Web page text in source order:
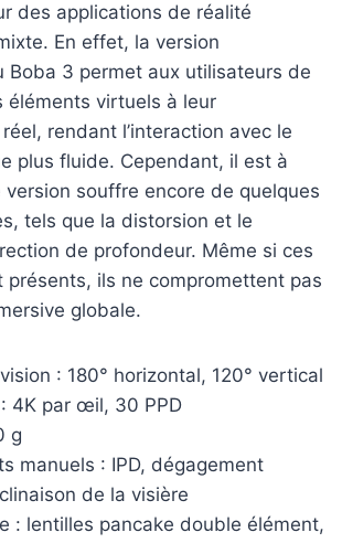
des applications de réalité
En effet, la version
Boba 3 permet aux utilisateurs de
éléments virtuels à leur
rendant l’interaction avec le
plus fluide. Cependant, il est à
souffre encore de quelques
tels que la distorsion et le
de profondeur. Même si ces
présents, ils ne compromettent pas
globale.
: 180° horizontal, 120° vertical
4K par œil, 30 PPD
g
manuels : IPD, dégagement
de la visière
: lentilles pancake double élément,